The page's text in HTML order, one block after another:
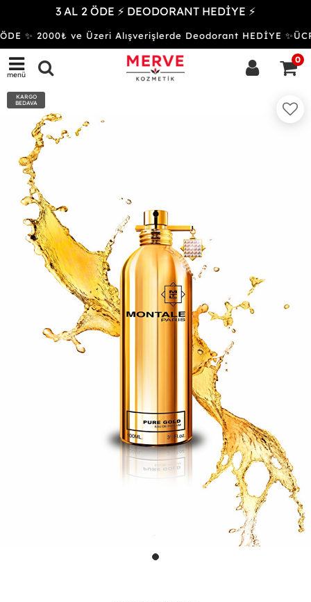
3 AL 2 ÖDE ⚡ DEODORANT HEDİYE ⚡
✨ 2000₺ ve Üzeri Alışverişlerde Deodorant HEDİYE
menü
0
KARGO
BEDAVA